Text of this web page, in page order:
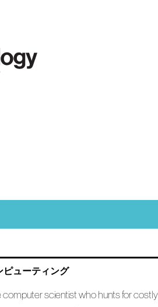
ピューティング
computer scientist who hunts for